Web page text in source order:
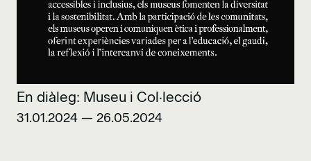
En diàleg: Museu i Col·lecció
31.01.2024 — 26.05.2024